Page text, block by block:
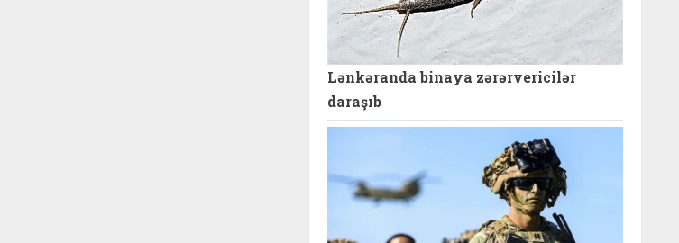
Lənkəranda binaya zərərvericilər
daraşıb